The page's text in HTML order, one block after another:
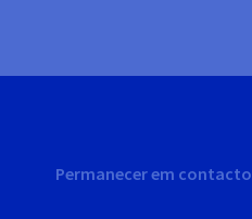
Permanecer em contacto